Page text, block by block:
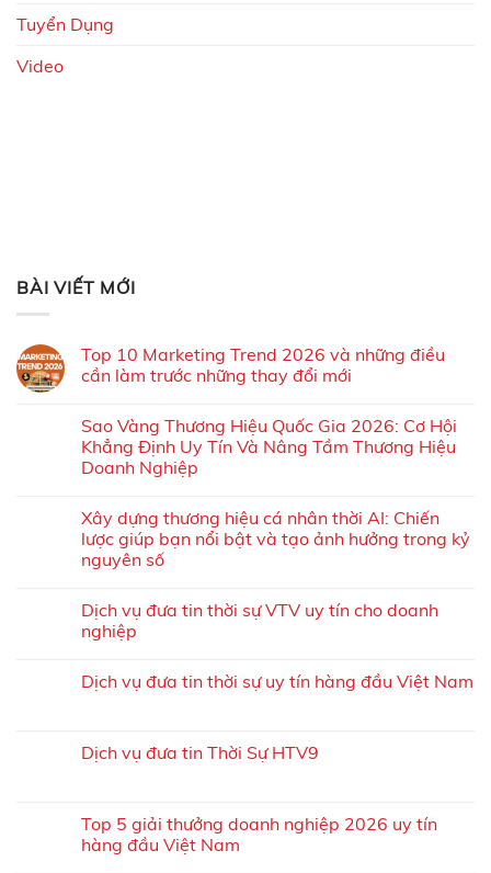
Tuyển Dụng
Video
BÀI VIẾT MỚI
Top 10 Marketing Trend 2026 và những điều
cần làm trước những thay đổi mới
Sao Vàng Thương Hiệu Quốc Gia 2026: Cơ Hội
Khẳng Định Uy Tín Và Nâng Tầm Thương Hiệu
Doanh Nghiệp
Xây dựng thương hiệu cá nhân thời AI: Chiến
lược giúp bạn nổi bật và tạo ảnh hưởng trong kỷ
nguyên số
Dịch vụ đưa tin thời sự VTV uy tín cho doanh
nghiệp
Dịch vụ đưa tin thời sự uy tín hàng đầu Việt Nam
Dịch vụ đưa tin Thời Sự HTV9
Top 5 giải thưởng doanh nghiệp 2026 uy tín
hàng đầu Việt Nam